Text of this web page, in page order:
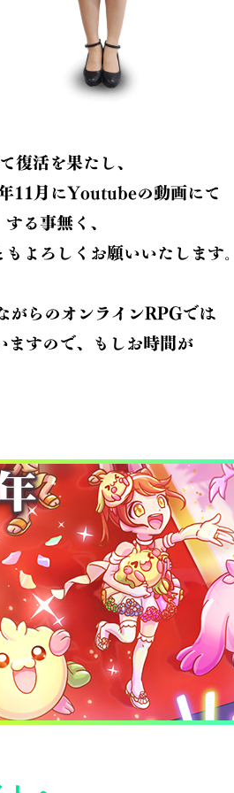
復活を果たし、
11月にYoutubeの動画にて
る事無く、
よろしくお願いいたします。
がらのオンラインRPGでは
ますので、もしお時間が